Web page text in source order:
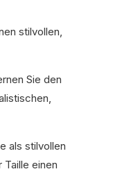
stilvollen,
Sie den
als stilvollen
einen